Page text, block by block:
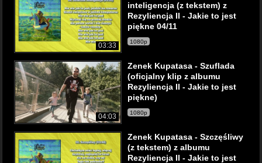
03:33
inteligencja (z tekstem) z
Rezyliencja II - Jakie to jest
piękne 04/11
1080p
04:03
Zenek Kupatasa - Szuflada
(oficjalny klip z albumu
Rezyliencja II - Jakie to jest
piękne)
1080p
Zenek Kupatasa - Szczęśliwy
(z tekstem) z albumu
Rezyliencja II - Jakie to jest